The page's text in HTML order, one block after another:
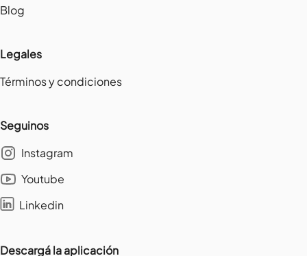
Blog
Legales
Términos y condiciones
Seguinos
Instagram
Youtube
Linkedin
Descargá la aplicación